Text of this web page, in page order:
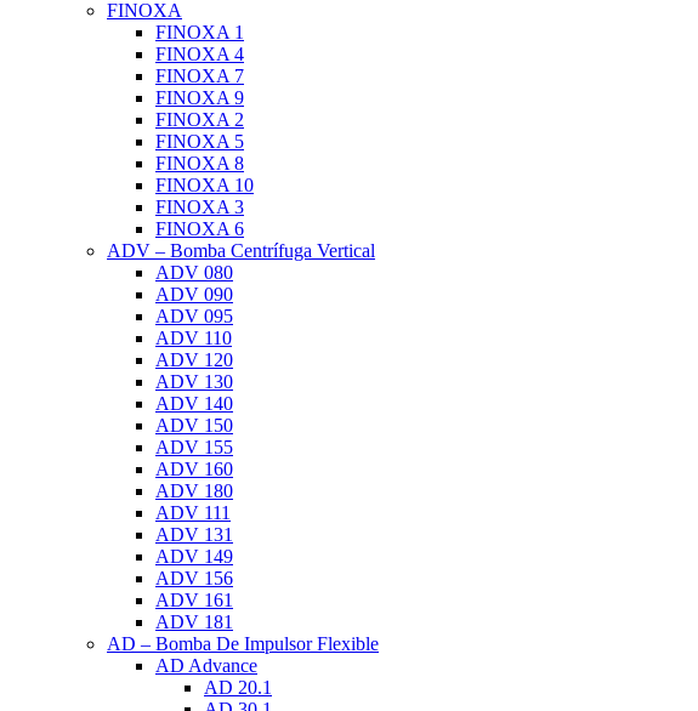
FINOXA
FINOXA 1
FINOXA 4
FINOXA 7
FINOXA 9
FINOXA 2
FINOXA 5
FINOXA 8
FINOXA 10
FINOXA 3
FINOXA 6
ADV – Bomba Centrífuga Vertical
ADV 080
ADV 090
ADV 095
ADV 110
ADV 120
ADV 130
ADV 140
ADV 150
ADV 155
ADV 160
ADV 180
ADV 111
ADV 131
ADV 149
ADV 156
ADV 161
ADV 181
AD – Bomba De Impulsor Flexible
AD Advance
AD 20.1